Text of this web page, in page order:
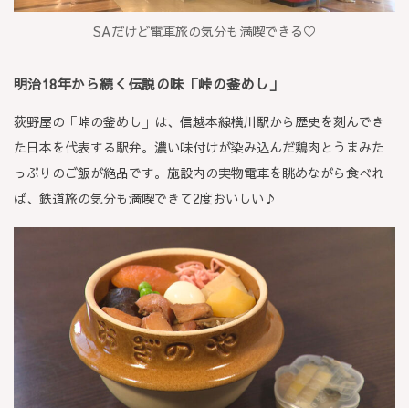
SAだけど電車旅の気分も満喫できる♡
明治18年から続く伝説の味「峠の釜めし」
荻野屋の「峠の釜めし」は、信越本線横川駅から歴史を刻んでき
た日本を代表する駅弁。濃い味付けが染み込んだ鶏肉とうまみた
っぷりのご飯が絶品です。施設内の実物電車を眺めながら食べれ
ば、鉄道旅の気分も満喫できて2度おいしい♪